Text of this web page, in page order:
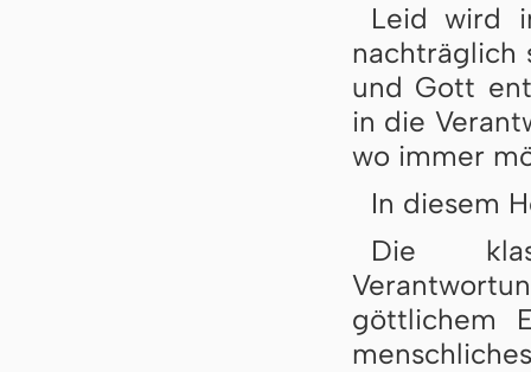
Leid wird
nachträglich
und Gott
in die
wo immer
In diesem
Die
göttlichem